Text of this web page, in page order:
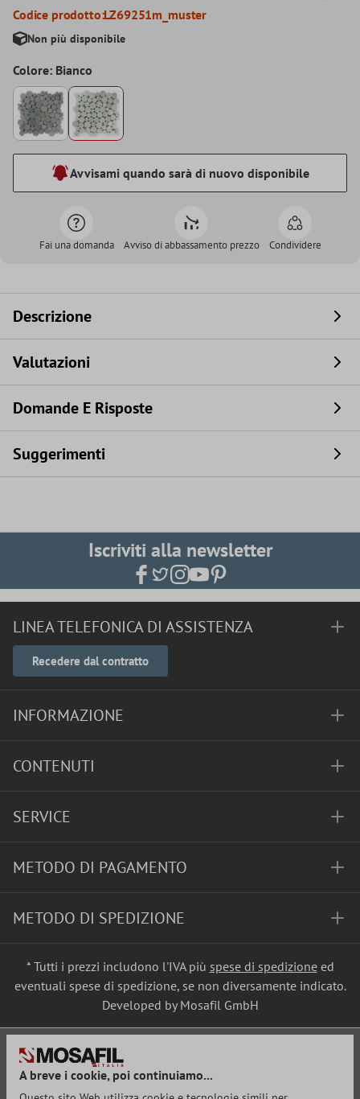
Codice prodotto:LZ69251m_muster
Non più disponibile
Colore: Bianco
Avvisami quando sarà di nuovo disponibile
Fai una domanda Avviso di abbassamento prezzo Condividere
Descrizione
Valutazioni
Domande E Risposte
Suggerimenti
Iscriviti alla newsletter
LINEA TELEFONICA DI ASSISTENZA
Recedere dal contratto
INFORMAZIONE
CONTENUTI
SERVICE
METODO DI PAGAMENTO
METODO DI SPEDIZIONE
* Tutti i prezzi includono l'IVA più spese di spedizioneed
eventuali spese di spedizione, se non diversamente indicato.
Developed by Mosafil GmbH
A breve i cookie, poi continuiamo...